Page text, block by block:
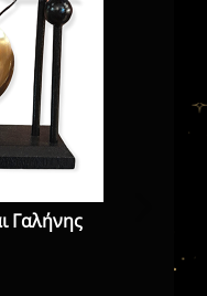
Γαλήνης